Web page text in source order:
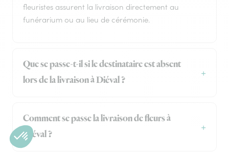
fleuristes assurent la livraison directement au
funérarium ou au lieu de cérémonie.
Que se passe-t-il si le destinataire est absent
lors de la livraison à Diéval ?
Comment se passe la livraison de fleurs à
Diéval ?